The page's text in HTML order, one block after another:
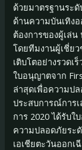
ด้วยมาตรฐานระ
ด้านความบันเทิง
ต้องการของผู้เล่
โดยทีมงานผู้เชี่ย
เติบโตอย่างรวด
ใบอนุญาตจาก
ล่าสุดเพื่อความป
ประสบการณ์การ
การ 2020 ได้รับใ
ความปลอดภัยระ
เอเชียตะวันออก